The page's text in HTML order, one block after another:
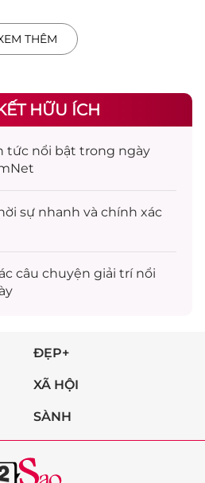
THÊM
HỮU ÍCH
tức nổi bật trong ngày
sự nhanh và chính xác
câu chuyện giải trínổi
ĐẸP+
XÃ HỘI
SÀNH